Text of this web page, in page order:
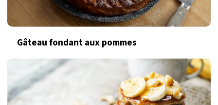
Gâteau fondant aux pommes